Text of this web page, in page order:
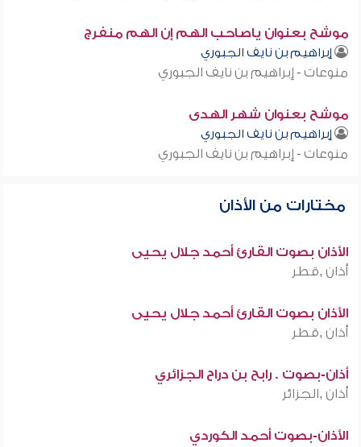
موشح بعنوان ياصاحب الهم إن الهم منفرج
إبراهيم بن نايف الجبوري
منوعات - إبراهيم بن نايف الجبوري
موشح بعنوان شهر الهدى
إبراهيم بن نايف الجبوري
منوعات - إبراهيم بن نايف الجبوري
مختارات من الأذان
الأذان بصوت القارئ أحمد جلال يحيى
أذان ,قطر
الأذان بصوت القارئ أحمد جلال يحيى
أذان ,قطر
أذان-بصوت . رابح بن دراح الجزائري
أذان ,الجزائر
الأذان-بصوت أحمد الكوردي